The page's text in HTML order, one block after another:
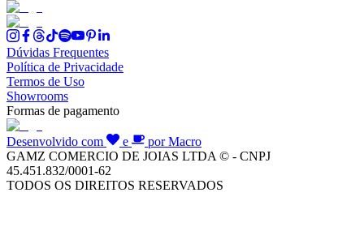
Dúvidas Frequentes
Política de Privacidade
Termos de Uso
Showrooms
Formas de pagamento
Desenvolvido com e
por Macro
GAMZ COMERCIO DE JOIAS LTDA © - CNPJ
45.451.832/0001-62
TODOS OS DIREITOS RESERVADOS